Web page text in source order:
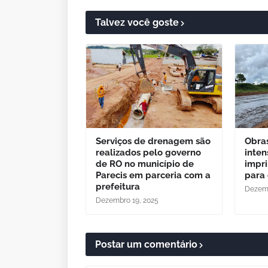
Talvez você goste
Serviços de drenagem são
realizados pelo governo
de RO no município de
Parecis em parceria com a
prefeitura
Dezembro 19, 2025
para
Postar um comentário